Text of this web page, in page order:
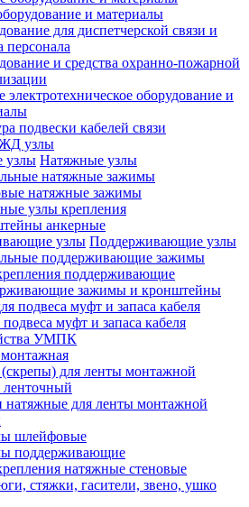
и материалы
для диспетчерской связи и
персонала
и средства охранно-пожарной
электротехническое оборудование и
подвески кабелей связи
узлы
Натяжные узлы
натяжные зажимы
натяжные зажимы
узлы крепления
анкерные
Поддерживающие узлы
поддерживающие зажимы
поддерживающие
зажимы и кронштейны
муфт и запаса кабеля
УМПК
для ленты монтажной
для ленты монтажной
шлейфовые
поддерживающие
натяжные стеновые
стяжки, гасители, звено, ушко